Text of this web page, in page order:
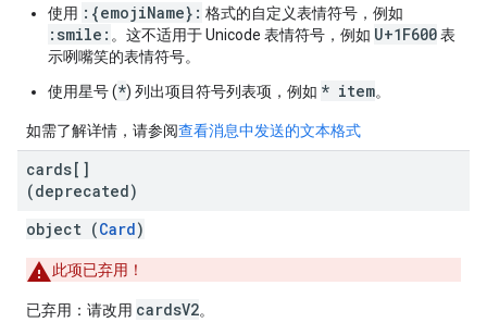
使用 :{emojiName}: 格式的自定义表情符号，例如
:smile: 。这不适用于 Unicode 表情符号，例如 U+1F600表
示咧嘴笑的表情符号。
使用星号 (*) 列出项目符号列表项，例如 * item。
如需了解详情，请参阅查看消息中发送的文本格式
cards[]
(deprecated)
object (Card)
此项已弃用！
已弃用：请改用 cardsV2。